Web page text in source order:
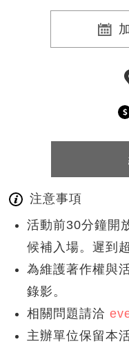
注意事項
活動前30分鐘開
候補入場。遲到
為維護著作權與
錄影。
相關問題請洽
主辦單位保留本